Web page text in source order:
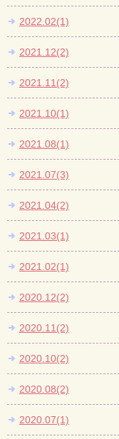
2022.02(1)
2021.12(2)
2021.11(2)
2021.10(1)
2021.08(1)
2021.07(3)
2021.04(2)
2021.03(1)
2021.02(1)
2020.12(2)
2020.11(2)
2020.10(2)
2020.08(2)
2020.07(1)